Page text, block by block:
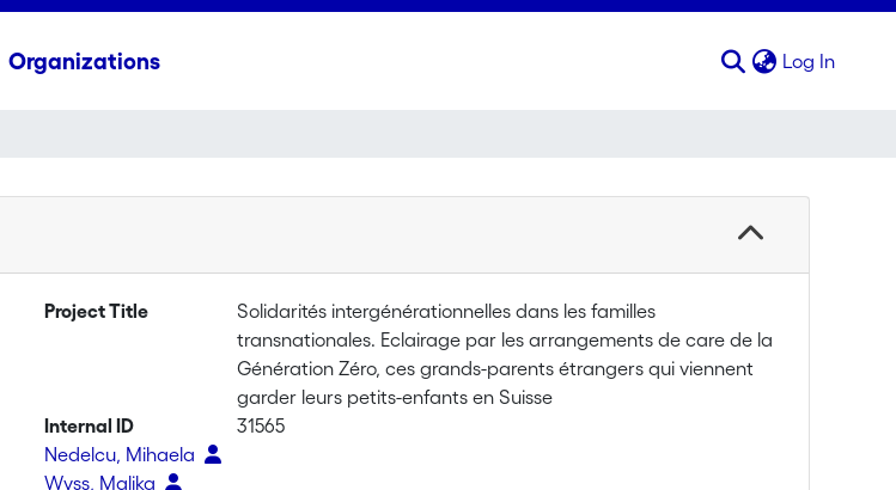
Organizations Log In
Project Title
Solidarités intergénérationnelles dans les familles
transnationales. Eclairage par les arrangements de care de la
Génération Zéro, ces grands-parents étrangers qui viennent
garder leurs petits-enfants en Suisse
Internal ID
31565
Nedelcu, Mihaela
Wyss, Malika